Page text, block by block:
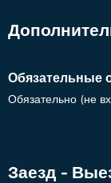
Обязательные
Обязательно (не
Заезд -